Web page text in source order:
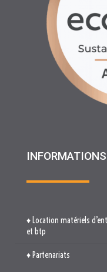
INFORMATIONS
♦ Location matériels
et btp
♦ Partenariats